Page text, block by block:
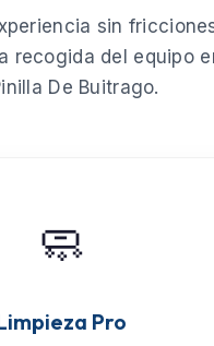
sin
recogida del equipo
De Buitrago.
🧼
Pro